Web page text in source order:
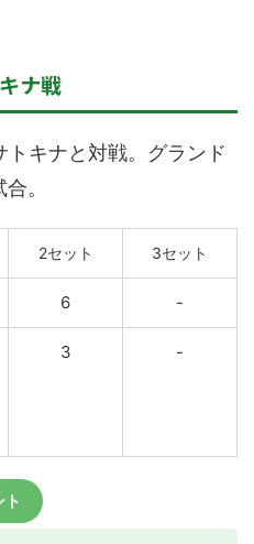
ナ戦
キナと対戦。グランド
。
2セット 3セット
6 -
3 -